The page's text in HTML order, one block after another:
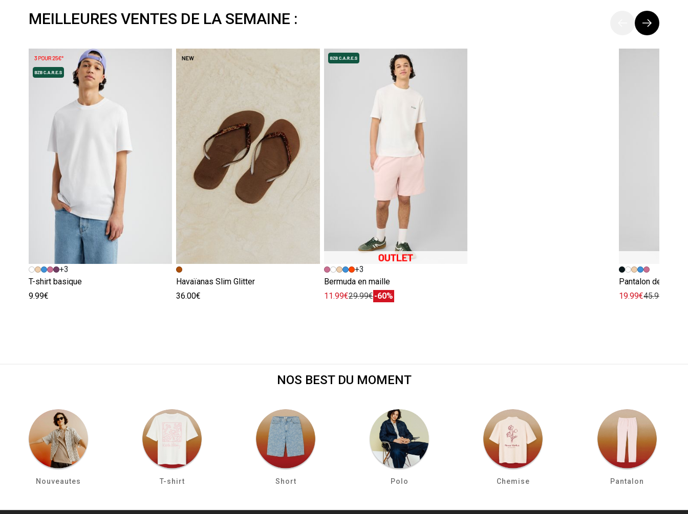
MEILLEURES VENTES DE LA SEMAINE :
+3
T-shirt basique
9.99€
Havaïanas Slim Glitter
36.00€
+3
Bermuda en maille
11.99€29.99€-60%
Pantalon de ville
19.99€45.99€
NOS BEST DU MOMENT
Nouveautes T-shirt Short Polo Chemise Pantalon